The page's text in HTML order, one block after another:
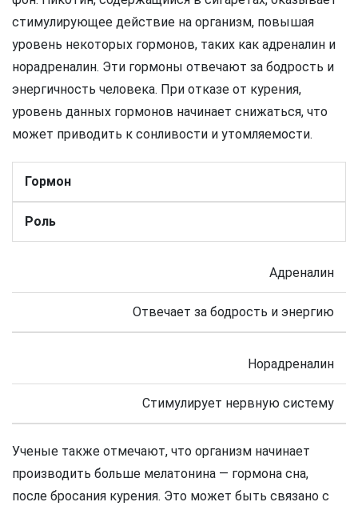
стимулирующее действие на организм, повышая
уровень некоторых гормонов, таких как адреналин и
норадреналин. Эти гормоны отвечают за бодрость и
энергичность человека. При отказе от курения,
уровень данных гормонов начинает снижаться, что
может приводить к сонливости и утомляемости.
Гормон
Роль
Адреналин
Отвечает за бодрость и энергию
Норадреналин
Стимулирует нервную систему
Ученые также отмечают, что организм начинает
производить больше мелатонина — гормона сна,
после бросания курения. Это может быть связано с